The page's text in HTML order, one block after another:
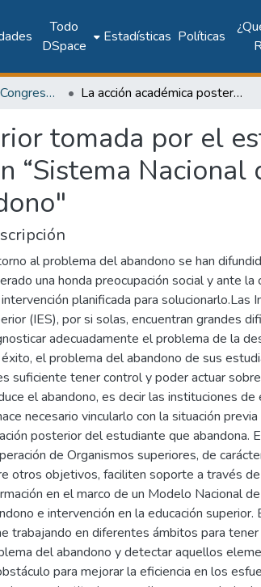
Todo
DSpace
Estadísticas Políticas
Publicaciones del Congreso Internacional CLABES La acción académica posterior tomada por el estudiante que abandona. Elemento necesario para un “Sistema Nacional de registro de información sobre el abandono"
tomada por el
“Sistema
al problema del abandono se han
una honda preocupación social y ante
planificada para solucionarlo.Las
(IES), por si solas, encuentran grandes
adecuadamente el problema de la
el problema del abandono de sus
suficiente tener control y poder actuar
el abandono, es decir las instituciones de
necesario vincularlo con la situación
posterior del estudiante que abandona.
de Organismos superiores, de
otros objetivos, faciliten soporte a través
en el marco de un Modelo Nacional
e intervención en la educación
trabajando en diferentes ámbitos para
del abandono y detectar aquellos
para mejorar la eficiencia en los